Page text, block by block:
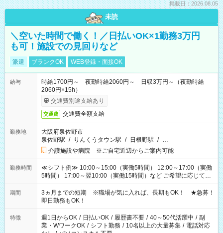
掲載日：2026.08.05
未読
＼空いた時間で働く！／日払いOK×1勤務3万円
も可！施設での見回りなど
派遣 ブランクOK WEB登録・面接OK
給与
時給1700円～ 夜勤時給2060円～ 日収3万円～（夜勤時給
2060円×15h）
交通費別途支給あり
交通費 交通費全額支給
勤務地
大阪府泉佐野市
泉佐野駅 / りんくうタウン駅 / 日根野駅 / …
介護施設や病院 ※ご自宅近辺からご案内可能
勤務時間
≪シフト例≫ 10:00～15:00（実働5時間） 12:00～17:00（実働
5時間） 17:00～翌10:00（実働15時間）など ご希望に応じて、
働く時間は調整できます！ お気軽に担当へ相談ください！
期間
3ヵ月までの短期 ※職場が気に入れば、長期もOK！ ★急募！
即日勤務もOK！
特徴 週1日からOK / 日払いOK / 履歴書不要 / 40～50代活躍中 / 副
業・WワークOK / シフト勤務 / 10名以上の大量募集 / 電話対応